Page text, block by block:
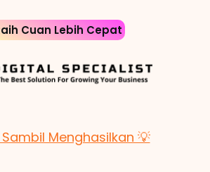
Cuan Lebih Cepat
Menghasilkan 💡